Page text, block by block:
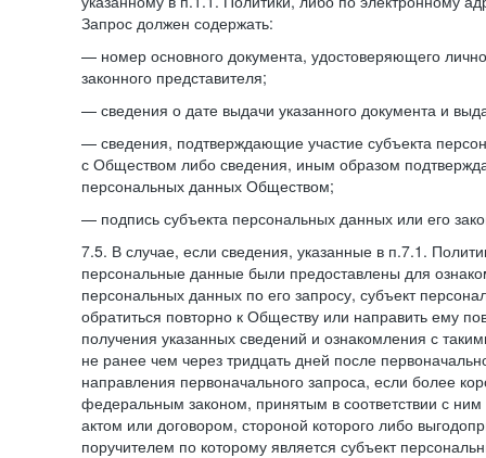
Запрос должен содержать:
— номер основного документа, удостоверяющего
законного представителя;
— сведения о дате выдачи указанного документа и
— сведения, подтверждающие участие субъекта
с Обществом либо сведения, иным образом
персональных данных Обществом;
— подпись субъекта персональных данных или его
7.5. В случае, если сведения, указанные в п.7.1.
персональные данные были предоставлены для
персональных данных по его запросу, субъект
обратиться повторно к Обществу или направить ему
получения указанных сведений и ознакомления с
не ранее чем через тридцать дней после
направления первоначального запроса, если более
федеральным законом, принятым в соответствии с
актом или договором, стороной которого либо
поручителем по которому является субъект